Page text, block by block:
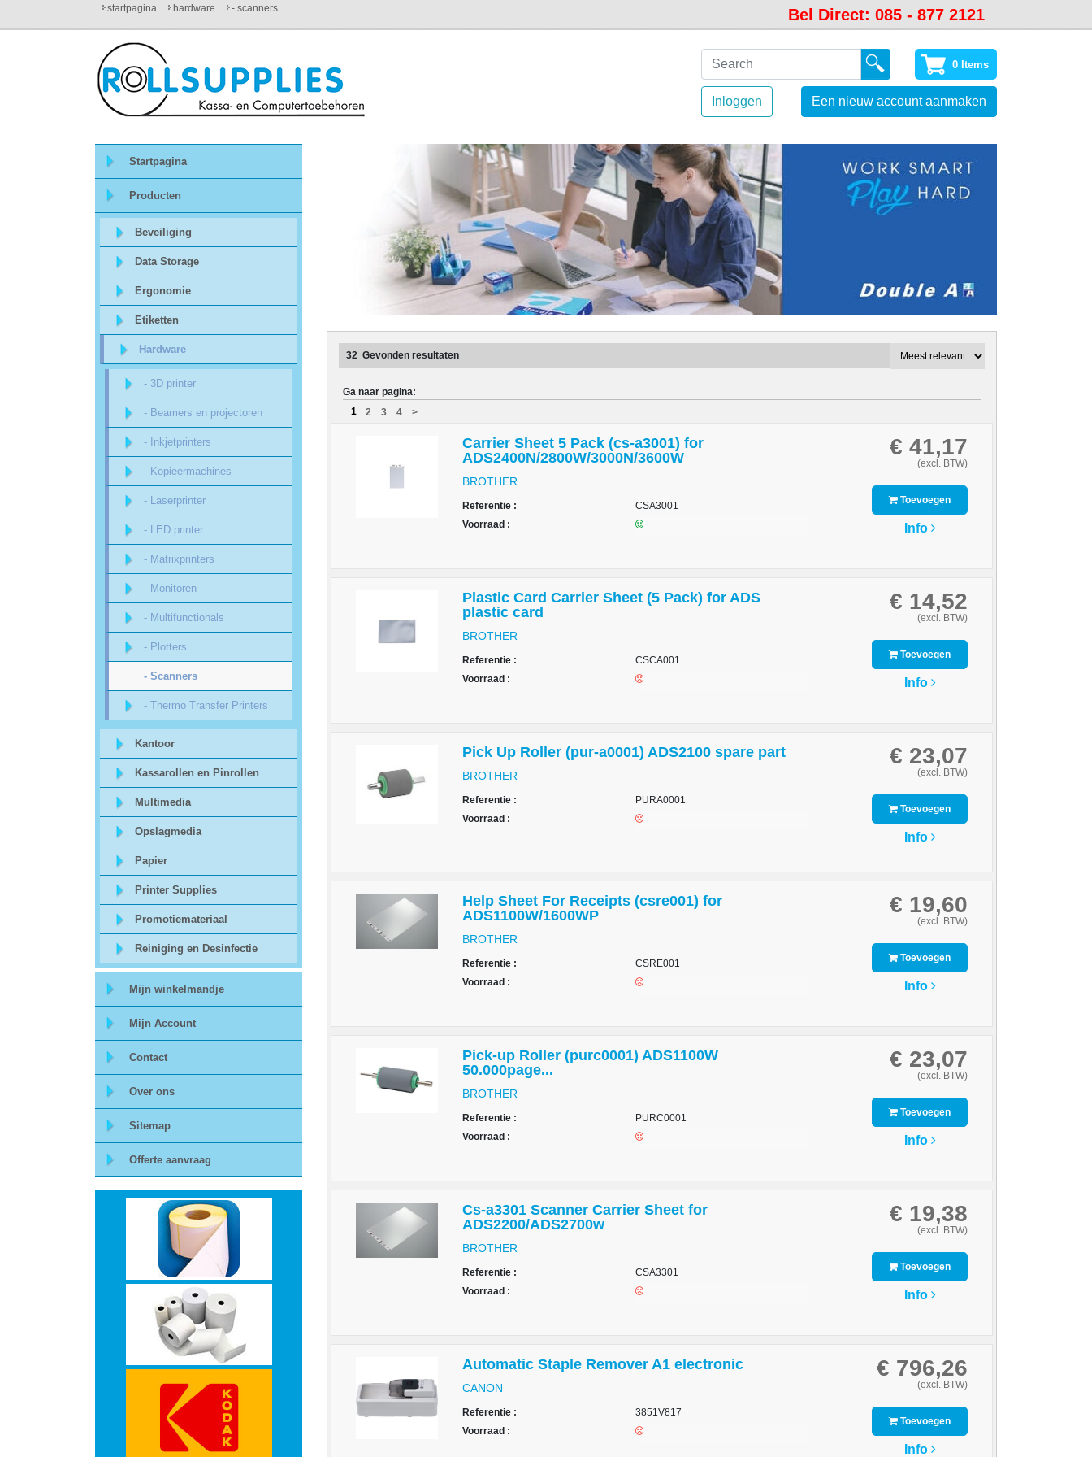
startpagina hardware - scanners Bel Direct: 085 - 877 2121
0 Items
Inloggen Een nieuw account aanmaken
Startpagina
winkelmandje
Categorieën
Beveiliging
alarmsystemen
beveiligingstechnologie
Cartridges
Ergonomie
Ergonomische
accessoires
Monitorarmen
Standaards
Startpagina
Producten
Beveiliging
Data Storage
Ergonomie
Etiketten
Hardware
- 3D printer
- Beamers en projectoren
- Inkjetprinters
- Kopieermachines
- Laserprinter
- LED printer
- Matrixprinters
- Monitoren
- Multifunctionals
- Plotters
- Scanners
- Thermo Transfer Printers
Kantoor
Kassarollen en Pinrollen
Multimedia
Opslagmedia
Papier
Printer Supplies
Promotiemateriaal
Reiniging en Desinfectie
Mijn winkelmandje
Mijn Account
Contact
Over ons
Sitemap
Offerte aanvraag
32 Gevonden resultaten
Ga naar pagina:
1
2 3 4 >
Carrier Sheet 5 Pack (cs-a3001) for
ADS2400N/2800W/3000N/3600W
BROTHER
Referentie :
CSA3001
Voorraad :
€ 41,17
(excl. BTW)
Toevoegen
Info
Plastic Card Carrier Sheet (5 Pack) for ADS
plastic card
BROTHER
Referentie :
CSCA001
Voorraad :
€ 14,52
(excl. BTW)
Toevoegen
Info
Pick Up Roller (pur-a0001) ADS2100 spare part
BROTHER
Referentie :
PURA0001
Voorraad :
€ 23,07
(excl. BTW)
Toevoegen
Info
Help Sheet For Receipts (csre001) for
ADS1100W/1600WP
BROTHER
Referentie :
CSRE001
Voorraad :
€ 19,60
(excl. BTW)
Toevoegen
Info
Pick-up Roller (purc0001) ADS1100W
50.000page...
BROTHER
Referentie :
PURC0001
Voorraad :
€ 23,07
(excl. BTW)
Toevoegen
Info
Cs-a3301 Scanner Carrier Sheet for
ADS2200/ADS2700w
BROTHER
Referentie :
CSA3301
Voorraad :
€ 19,38
(excl. BTW)
Toevoegen
Info
Automatic Staple Remover A1 electronic
CANON
Referentie :
3851V817
Voorraad :
€ 796,26
(excl. BTW)
Toevoegen
Info